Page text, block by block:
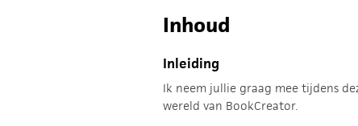
Inhoud
Inleiding
Ik neem jullie graag mee tijdens
wereld van BookCreator.